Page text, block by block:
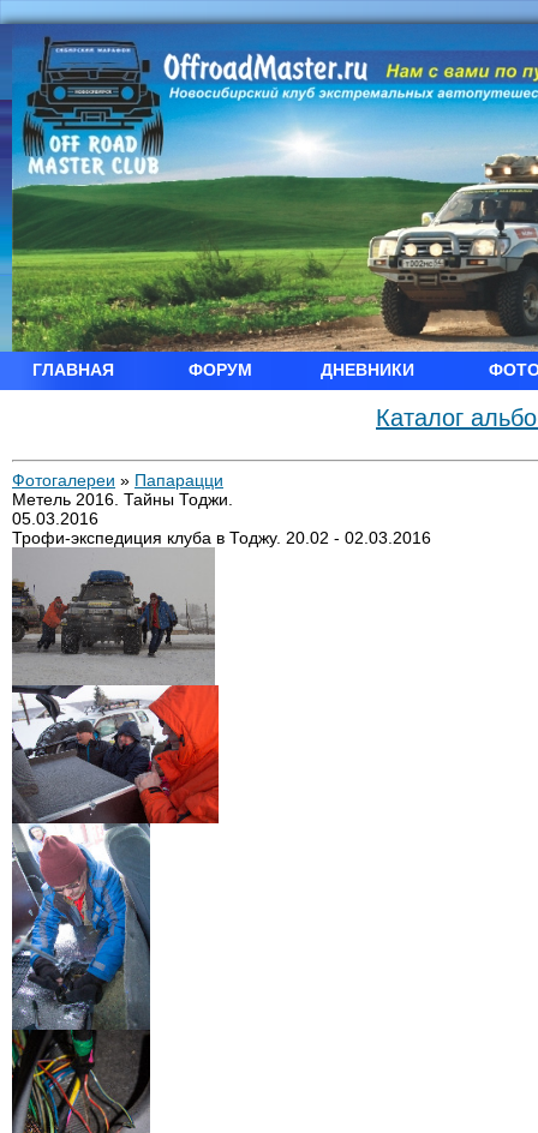
ГЛАВНАЯ ФОРУМ ДНЕВНИКИ
Каталог
Фотогалереи » Папарацци
Метель 2016. Тайны Тоджи.
05.03.2016
Трофи-экспедиция клуба в Тоджу. 20.02 - 02.03.2016